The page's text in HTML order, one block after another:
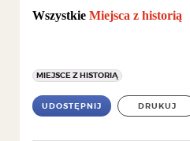
Wszystkie Miejsca z historią
MIEJSCE Z HISTORIĄ
UDOSTĘPNIJ DRUKUJ